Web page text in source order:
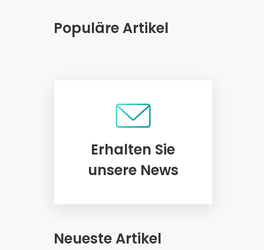
Populäre Artikel
Erhalten Sie
unsere News
Neueste Artikel